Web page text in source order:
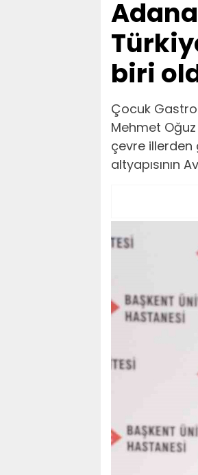
biri
Çocuk
Mehmet
çevre illerden
altyapısının